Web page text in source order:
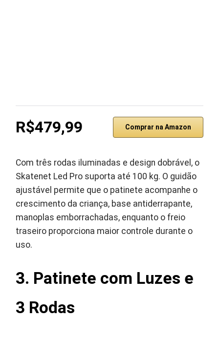
R$479,99 Comprar na Amazon
Com três rodas iluminadas e design dobrável, o
Skatenet Led Pro suporta até 100 kg. O guidão
ajustável permite que o patinete acompanhe o
crescimento da criança, base antiderrapante,
manoplas emborrachadas, enquanto o freio
traseiro proporciona maior controle durante o
uso.
3. Patinete com Luzes e
3 Rodas